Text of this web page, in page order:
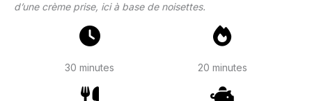
d’une crème prise, ici à base de noisettes.
30 minutes 20 minutes